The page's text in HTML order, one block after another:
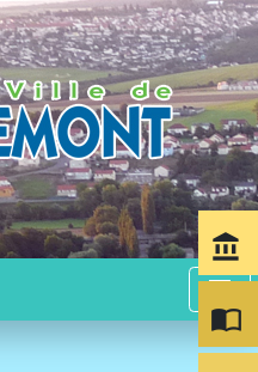
menu
account_balance
import_contacts